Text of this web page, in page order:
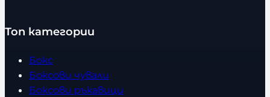
Топ категории
Бокс
Боксови чували
Боксови ръкавици